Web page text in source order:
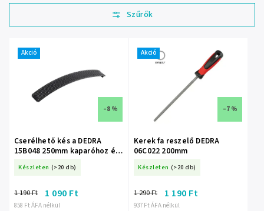
Legolcsóbb elöl
Legdrágább
termékek
Akció
–8 %
Cserélhető kés a DEDRA
15B048 250mm kaparóhoz és
Készleten (>20 db)
858 Ft ÁFA nélkül
1 190 Ft 1 090 Ft
Akció
–7 %
Kerek fa reszelő DEDRA
06C022 200mm
Készleten (>20 db)
937 Ft ÁFA nélkül
1 290 Ft 1 190 Ft